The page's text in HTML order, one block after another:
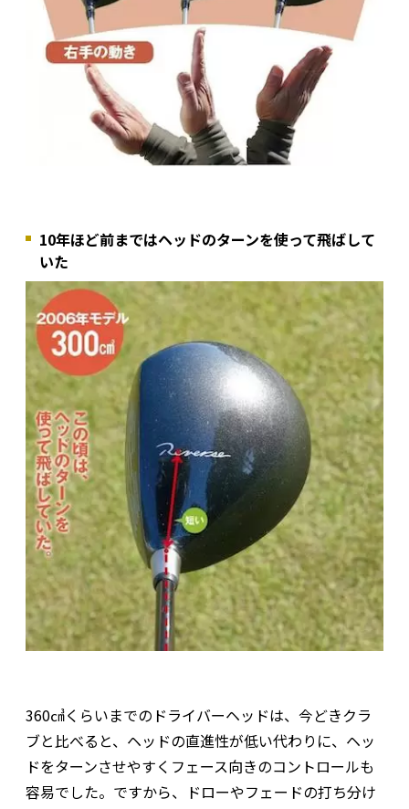
10年ほど前まではヘッドのターンを使って飛ばして
いた
360㎤くらいまでのドライバーヘッドは、今どきクラ
ブと比べると、ヘッドの直進性が低い代わりに、ヘッ
ドをターンさせやすくフェース向きのコントロールも
容易でした。ですから、ドローやフェードの打ち分け